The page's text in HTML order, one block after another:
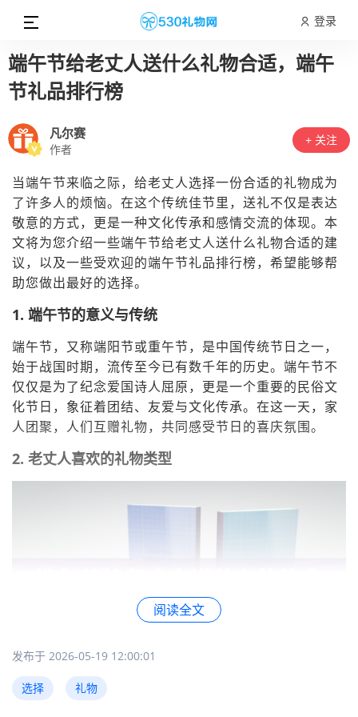
登录
端午节给老丈人送什么礼物合适，端午
节礼品排行榜
凡尔赛
作者
+ 关注
当端午节来临之际，给老丈人选择一份合适的礼物成为
了许多人的烦恼。在这个传统佳节里，送礼不仅是表达
敬意的方式，更是一种文化传承和感情交流的体现。本
文将为您介绍一些端午节给老丈人送什么礼物合适的建
议，以及一些受欢迎的端午节礼品排行榜，希望能够帮
助您做出最好的选择。
1. 端午节的意义与传统
端午节，又称端阳节或重午节，是中国传统节日之一，
始于战国时期，流传至今已有数千年的历史。端午节不
仅仅是为了纪念爱国诗人屈原，更是一个重要的民俗文
化节日，象征着团结、友爱与文化传承。在这一天，家
人团聚，人们互赠礼物，共同感受节日的喜庆氛围。
2. 老丈人喜欢的礼物类型
阅读全文
发布于 2026-05-19 12:00:01
选择 礼物